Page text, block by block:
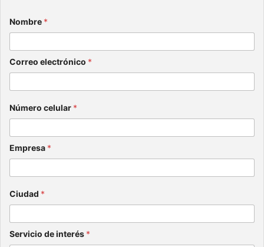
Nombre *
Correo electrónico *
Número celular *
Empresa *
Ciudad *
Servicio de interés *